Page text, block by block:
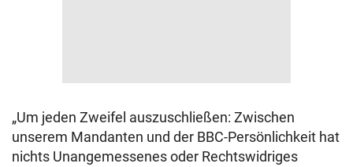
„Um jeden Zweifel auszuschließen: Zwischen
unserem Mandanten und der BBC-Persönlichkeit hat
nichts Unangemessenes oder Rechtswidriges